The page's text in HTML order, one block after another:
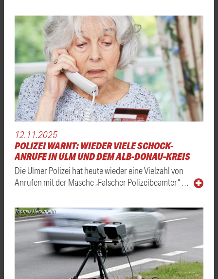
12.11.2025
POLIZEI WARNT: WIEDER VIELE SCHOCK-
ANRUFE IN ULM UND DEM ALB-DONAU-KREIS
Die Ulmer Polizei hat heute wieder eine Vielzahl von
Anrufen mit der Masche „Falscher Polizeibeamter“ …
Thomas Heckmann